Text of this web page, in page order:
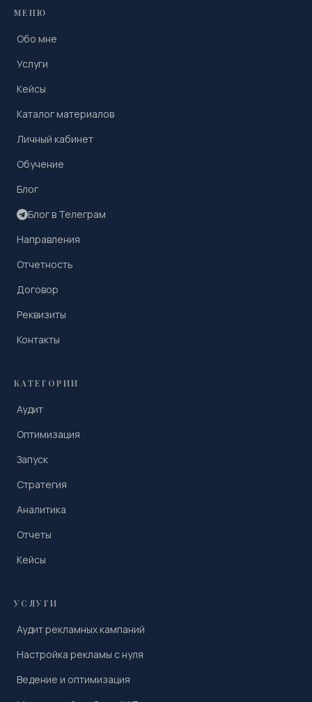
МЕНЮ
Обо мне
Услуги
Кейсы
Каталог материалов
Личный кабинет
Обучение
Блог
Блог в Телеграм
Направления
Отчетность
Договор
Реквизиты
Контакты
КАТЕГОРИИ
Аудит
Оптимизация
Запуск
Стратегия
Аналитика
Отчеты
Кейсы
УСЛУГИ
Аудит рекламных кампаний
Настройка рекламы с нуля
Ведение и оптимизация